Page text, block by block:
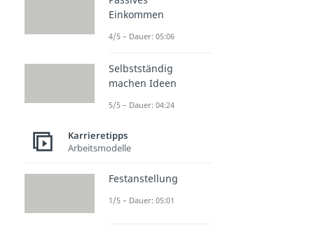
Einkommen
4/5 – Dauer: 05:06
Selbstständig
machen Ideen
5/5 – Dauer: 04:24
Karrieretipps
Arbeitsmodelle
Festanstellung
1/5 – Dauer: 05:01